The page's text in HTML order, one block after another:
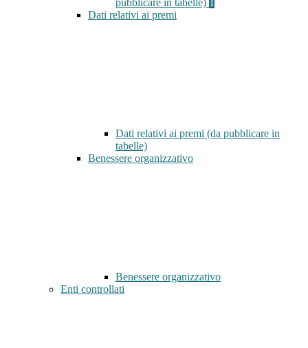
pubblicare in tabelle)
Dati relativi ai premi
Dati relativi ai premi (da pubblicare in
tabelle)
Benessere organizzativo
Benessere organizzativo
Enti controllati